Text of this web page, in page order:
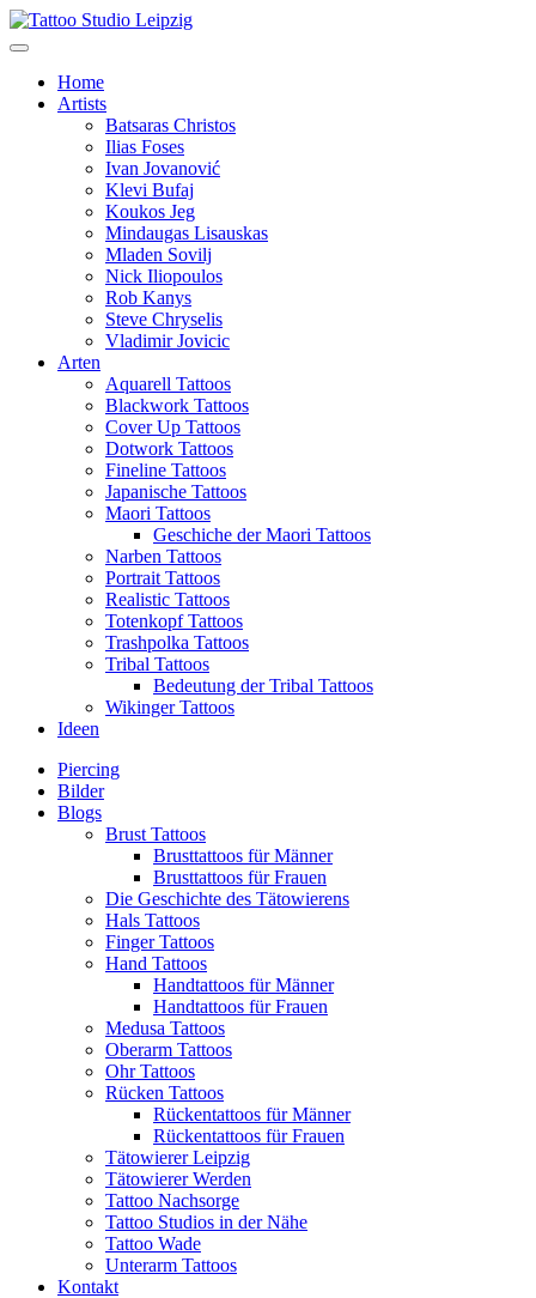
Home
Artists
Batsaras Christos
Ilias Foses
Ivan Jovanović
Klevi Bufaj
Koukos Jeg
Mindaugas Lisauskas
Mladen Sovilj
Nick Iliopoulos
Rob Kanys
Steve Chryselis
Vladimir Jovicic
Arten
Aquarell Tattoos
Blackwork Tattoos
Cover Up Tattoos
Dotwork Tattoos
Fineline Tattoos
Japanische Tattoos
Maori Tattoos
Geschiche der Maori Tattoos
Narben Tattoos
Portrait Tattoos
Realistic Tattoos
Totenkopf Tattoos
Trashpolka Tattoos
Tribal Tattoos
Bedeutung der Tribal Tattoos
Wikinger Tattoos
Ideen
Piercing
Bilder
Blogs
Brust Tattoos
Brusttattoos für Männer
Brusttattoos für Frauen
Die Geschichte des Tätowierens
Hals Tattoos
Finger Tattoos
Hand Tattoos
Handtattoos für Männer
Handtattoos für Frauen
Medusa Tattoos
Oberarm Tattoos
Ohr Tattoos
Rücken Tattoos
Rückentattoos für Männer
Rückentattoos für Frauen
Tätowierer Leipzig
Tätowierer Werden
Tattoo Nachsorge
Tattoo Studios in der Nähe
Tattoo Wade
Unterarm Tattoos
Kontakt